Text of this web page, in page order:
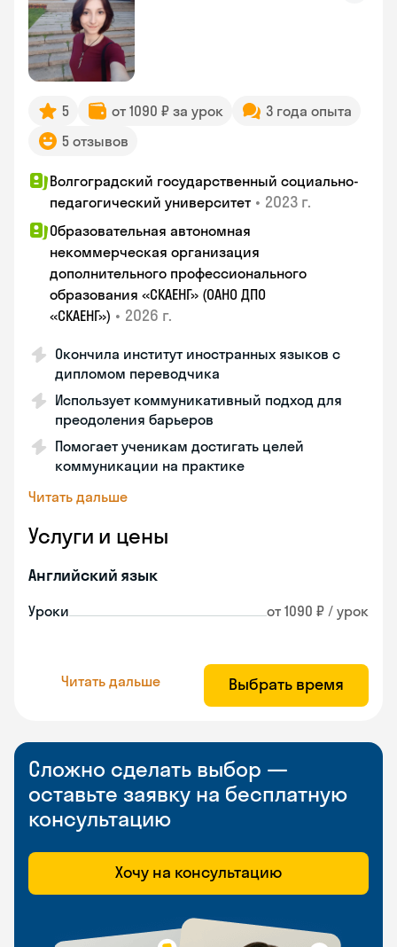
5 от 1090 ₽ за урок
3 года опыта
5 отзывов
Волгоградский государственный социально-
педагогический университет • 2023 г.
Образовательная автономная
некоммерческая организация
дополнительного профессионального
образования «СКАЕНГ» (ОАНО ДПО
«СКАЕНГ») • 2026 г.
Окончила институт иностранных языков с
дипломом переводчика
Использует коммуникативный подход для
преодоления барьеров
Помогает ученикам достигать целей
коммуникации на практике
Читать дальше
Услуги и цены
Английский язык
Уроки от 1090 ₽ / урок
Читать дальше Выбрать время
Сложно сделать выбор —
оставьте заявку на бесплатную
консультацию
Хочу на консультацию